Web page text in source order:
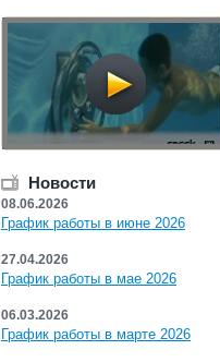
Новости
08.06.2026
График работы в июне 2026
27.04.2026
График работы в мае 2026
06.03.2026
График работы в марте 2026